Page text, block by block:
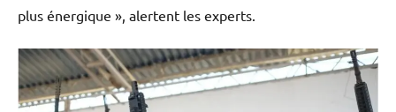
plus énergique », alertent les experts.